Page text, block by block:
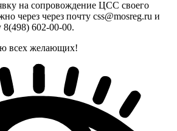
на сопровождение ЦСС своего
через через почту css@mosreg.ru и
602-00-00.
всех желающих!